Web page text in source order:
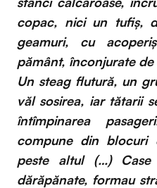
copac, nici un tufiş,
geamuri, cu
pământ, înconjurate
Un steag flutură, un
văl sosirea, iar tătarii
întîmpinarea
compune din blocuri
peste altul (…) Case
dărăpănate, formau